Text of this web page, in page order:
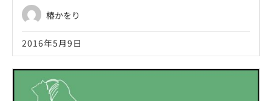
椿かをり
2016年5月9日